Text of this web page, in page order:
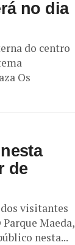
no dia
do centro
Os
de
visitantes
Maeda,
nesta...